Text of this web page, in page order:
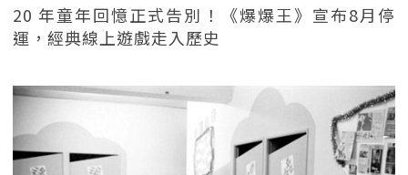
20 年童年回憶正式告別！《爆爆王》宣布8月停
運，經典線上遊戲走入歷史